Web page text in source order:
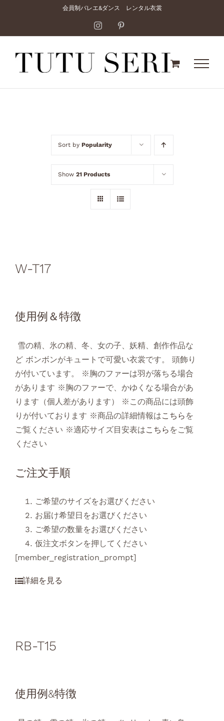
content
会員制バレエ&ダンス レンタル衣裳
Instagram
Sort by Popularity
Show 21 Products
W-T17
使用例＆特徴
雪の精、氷の精、冬、女の子、妖精、創作作品な
ど ボンボンがキュートで可愛い衣裳です。 頭飾り
が付いています。 ※胸のファーは羽が落ちる場合
があります ※胸のファーで、かゆくなる場合があ
ります（個人差があります） ※この商品には頭飾
りが付いております ※商品の詳細情報はこちら を
ご覧ください ※適応サイズ目安表はこちら をご覧
ください
ご注文手順
ご希望のサイズをお選びください
お届け希望日をお選びください
ご希望の数量をお選びください
仮注文ボタンを押してください
[member_registration_prompt]
RB-T15
使用例&特徴